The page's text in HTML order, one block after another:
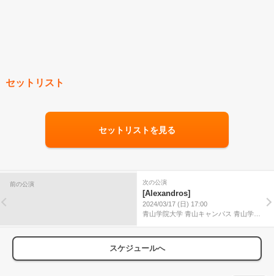
セットリスト
セットリストを見る
前の公演 次の公演
[Alexandros]
2024/03/17 (日) 17:00
青山学院大学 青山キャンパス 青山学院
スケジュールへ